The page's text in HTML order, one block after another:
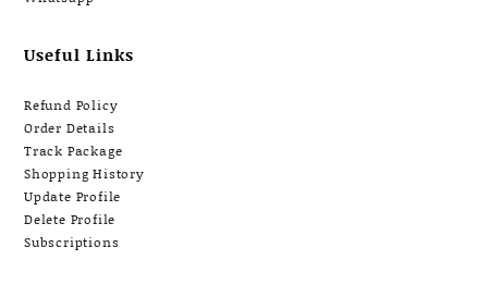
Useful Links
Refund Policy
Order Details
Track Package
Shopping History
Update Profile
Delete Profile
Subscriptions